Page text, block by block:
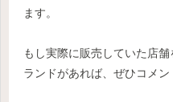
ます。
もし実際に販売していた店
ランドがあれば、ぜひコメン